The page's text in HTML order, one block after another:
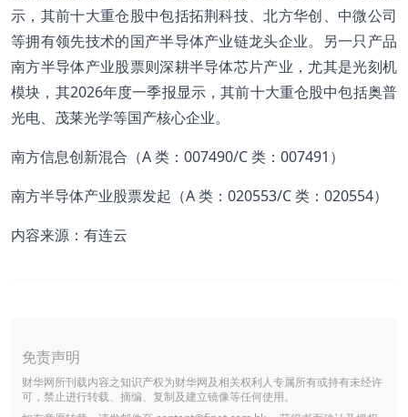
示，其前十大重仓股中包括拓荆科技、北方华创、中微公司
等拥有领先技术的国产半导体产业链龙头企业。另一只产品
南方半导体产业股票则深耕半导体芯片产业，尤其是光刻机
模块，其2026年度一季报显示，其前十大重仓股中包括奥普
光电、茂莱光学等国产核心企业。
南方信息创新混合（A 类：007490/C 类：007491）
南方半导体产业股票发起（A 类：020553/C 类：020554）
内容来源：有连云
免责声明
财华网所刊载内容之知识产权为财华网及相关权利人专属所有或持有未经许
可，禁止进行转载、摘编、复制及建立镜像等任何使用。